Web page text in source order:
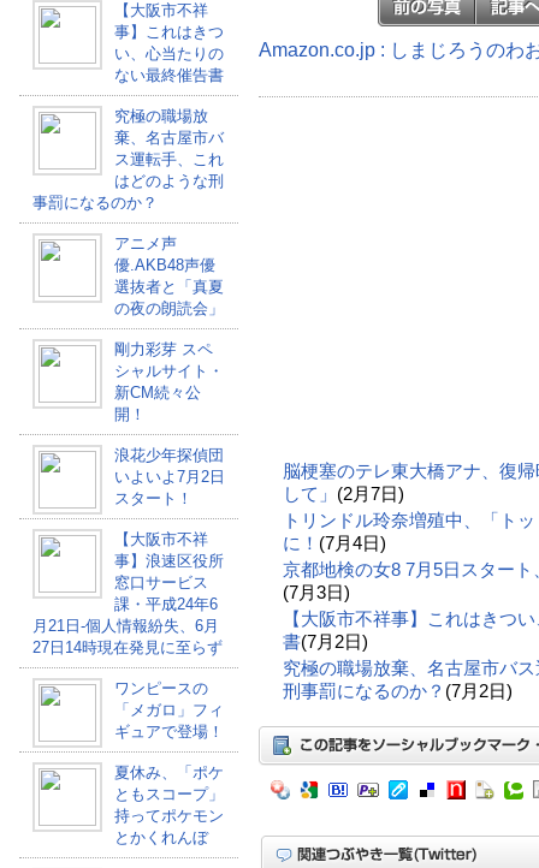
【大阪市不祥
事】これはきつ
い、心当たりの
ない最終催告書
究極の職場放
棄、名古屋市バ
ス運転手、これ
はどのような刑
事罰になるのか？
アニメ声
優.AKB48声優
選抜者と「真夏
の夜の朗読会」
剛力彩芽 スペ
シャルサイト・
新CM続々公
開！
浪花少年探偵団
いよいよ7月2日
スタート！
【大阪市不祥
事】浪速区役所
窓口サービス
課・平成24年6
月21日-個人情報紛失、6月
27日14時現在発見に至らず
ワンピースの
「メガロ」フィ
ギュアで登場！
夏休み、「ポケ
ともスコープ」
持ってポケモン
とかくれんぼ
Amazon.co.jp : しまじろうのわ
脳梗塞のテレ東大橋アナ、復
して」 (2月7日)
トリンドル玲奈増殖中、「ト
に！ (7月4日)
京都地検の女8 7月5日スター
(7月3日)
【大阪市不祥事】これはきつ
書(7月2日)
究極の職場放棄、名古屋市バ
刑事罰になるのか？ (7月2日)